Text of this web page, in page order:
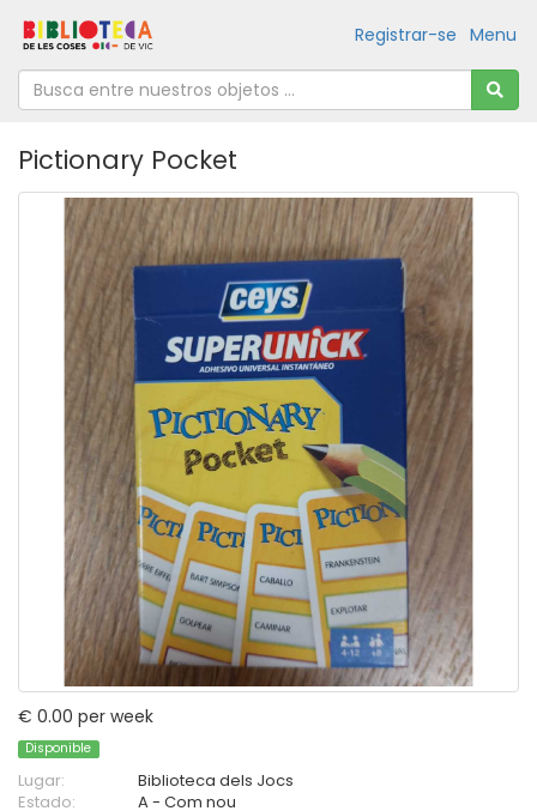
Menu
Registrar-se
Pictionary Pocket
€ 0.00 per week
Disponible
Lugar:
Biblioteca dels Jocs
Estado:
A - Com nou